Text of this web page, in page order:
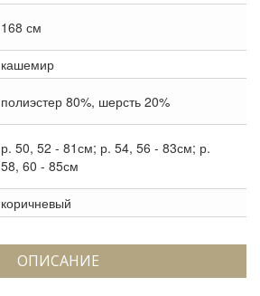
168 см
кашемир
полиэстер 80%, шерсть 20%
р. 50, 52 - 81см; р. 54, 56 - 83см; р.
58, 60 - 85см
коричневый
ОПИСАНИЕ